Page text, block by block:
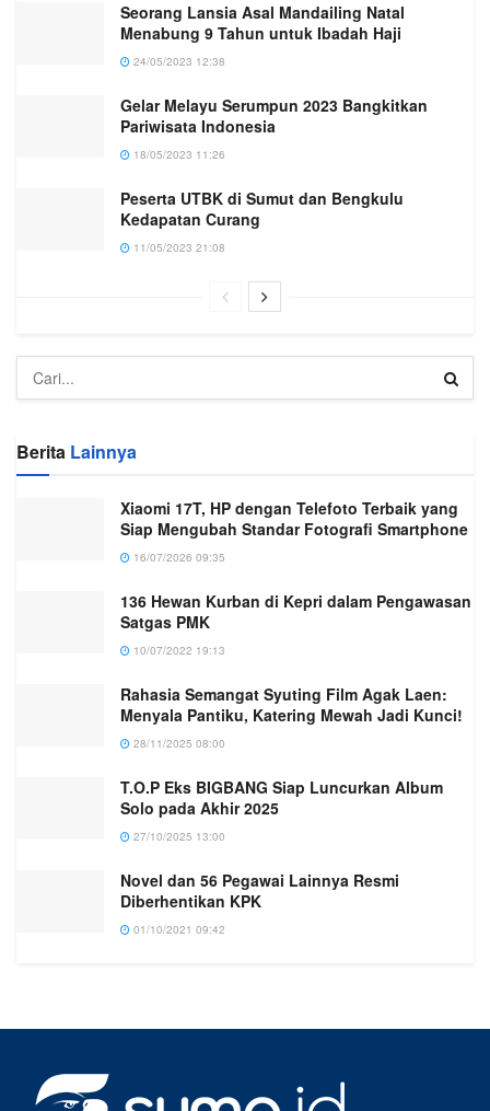
Seorang Lansia Asal Mandailing Natal
Menabung 9 Tahun untuk Ibadah Haji
24/05/2023 12:38
Gelar Melayu Serumpun 2023 Bangkitkan
Pariwisata Indonesia
18/05/2023 11:26
Peserta UTBK di Sumut dan Bengkulu
Kedapatan Curang
11/05/2023 21:08
Berita Lainnya
Xiaomi 17T, HP dengan Telefoto Terbaik yang
Siap Mengubah Standar Fotografi Smartphone
16/07/2026 09:35
136 Hewan Kurban di Kepri dalam Pengawasan
Satgas PMK
10/07/2022 19:13
Rahasia Semangat Syuting Film Agak Laen:
Menyala Pantiku, Katering Mewah Jadi Kunci!
28/11/2025 08:00
T.O.P Eks BIGBANG Siap Luncurkan Album
Solo pada Akhir 2025
27/10/2025 13:00
Novel dan 56 Pegawai Lainnya Resmi
Diberhentikan KPK
01/10/2021 09:42